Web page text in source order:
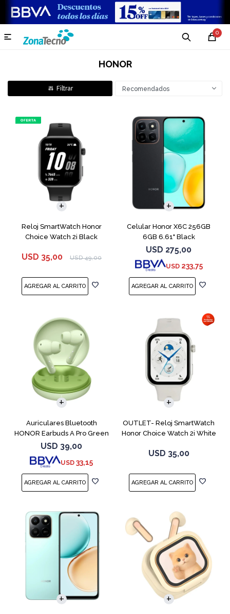
0

HONOR
Recomendados
Reloj SmartWatch Honor
Choice Watch 2i Black
USD 35,00 USD 49,00
Celular Honor X6C 256GB
6GB 6.61" Black
USD 275,00
USD 233,75
COMPARAR
Auriculares Bluetooth
HONOR Earbuds A Pro Green
USD 39,00
USD 33,15
OUTLET- Reloj SmartWatch
Honor Choice Watch 2i White
USD 35,00
COMPARAR